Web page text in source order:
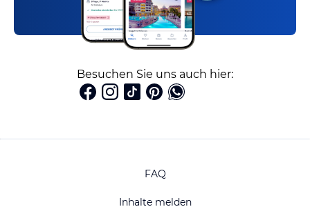
Besuchen Sie uns auch hier:
FAQ
Inhalte melden